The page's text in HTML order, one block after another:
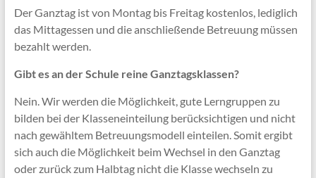
Der Ganztag ist von Montag bis Freitag kostenlos, lediglich
das Mittagessen und die anschließende Betreuung müssen
bezahlt werden.
Gibt es an der Schule reine Ganztagsklassen?
Nein. Wir werden die Möglichkeit, gute Lerngruppen zu
bilden bei der Klasseneinteilung berücksichtigen und nicht
nach gewähltem Betreuungsmodell einteilen. Somit ergibt
sich auch die Möglichkeit beim Wechsel in den Ganztag
oder zurück zum Halbtag nicht die Klasse wechseln zu